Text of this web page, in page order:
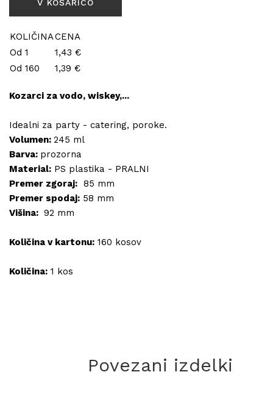
KOLIČINACENA
Od 1
1,43 €
Od 160
1,39 €
Kozarci za vodo, wiskey,...
Idealni za party - catering, poroke.
Volumen: 245 ml
Barva: prozorna
Material: PS plastika - PRALNI
Premer zgoraj: 85 mm
Premer spodaj: 58 mm
Višina: 92 mm
Količina v kartonu: 160 kosov
Količina: 1 kos
Povezani izdelki